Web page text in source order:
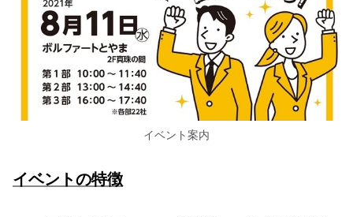
イベント案内
イベントの特徴